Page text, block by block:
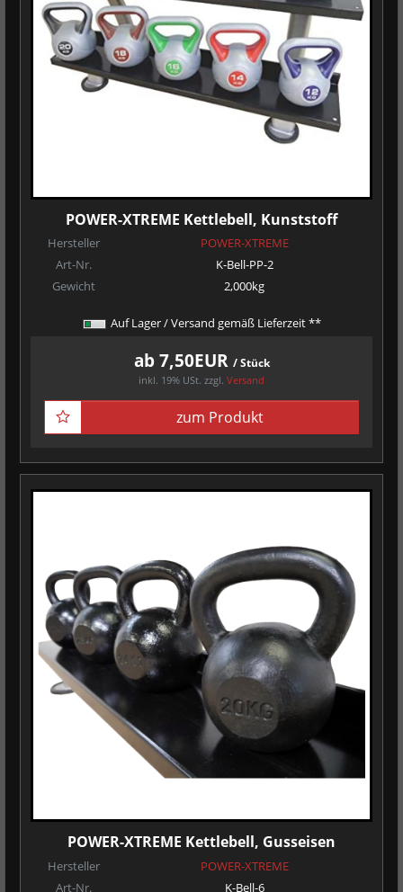
POWER-XTREME Kettlebell, Kunststoff
Hersteller
POWER-XTREME
Art-Nr.
K-Bell-PP-2
Gewicht
2,000kg
Auf Lager / Versand gemäß Lieferzeit **
ab 7,50EUR / Stück
inkl. 19% USt. zzgl. Versand
zum Produkt
POWER-XTREME Kettlebell, Gusseisen
Hersteller
POWER-XTREME
Art-Nr.
K-Bell-6